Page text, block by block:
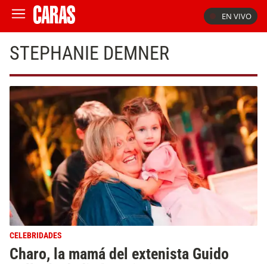
EN VIVO
STEPHANIE DEMNER
CELEBRIDADES
Charo, la mamá del extenista Guido